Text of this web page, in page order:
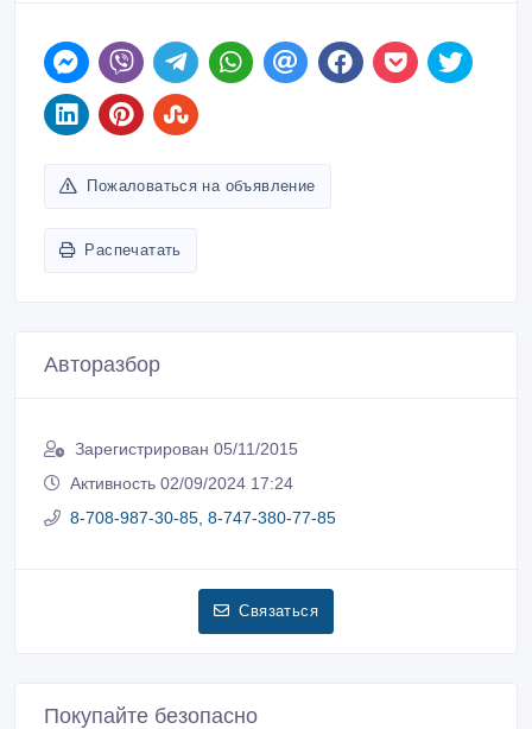
Пожаловаться на объявление
Распечатать
Авторазбор
Зарегистрирован 05/11/2015
Активность 02/09/2024 17:24
8-708-987-30-85, 8-747-380-77-85
Связаться
Покупайте безопасно